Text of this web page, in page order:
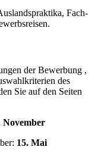
Fach-
der Bewerbung ,
des
Sie auf den Seiten
November
15. Mai